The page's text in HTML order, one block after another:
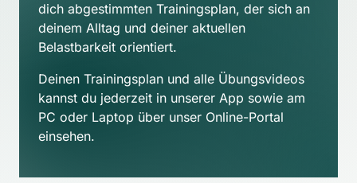
dich abgestimmten Trainingsplan, der sich an
deinem Alltag und deiner aktuellen
Belastbarkeit orientiert.
Deinen Trainingsplan und alle Übungsvideos
kannst du jederzeit in unserer App sowie am
PC oder Laptop über unser Online-Portal
einsehen.